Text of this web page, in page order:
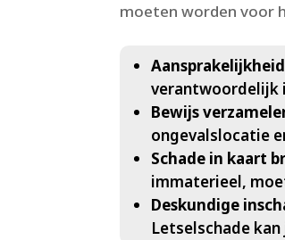
moeten worden voor
verantwoordelijk
Bewijs
ongevalslocatie
Schade in kaart
immaterieel,
Deskundige
Letselschade